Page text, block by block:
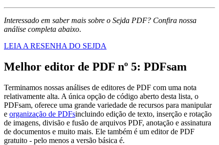
Interessado em saber mais sobre o Sejda PDF? Confira nossa
análise completa abaixo.
LEIA A RESENHA DO SEJDA
Melhor editor de PDF nº 5: PDFsam
Terminamos nossas análises de editores de PDF com uma nota
relativamente alta. A única opção de código aberto desta lista, o
PDFsam, oferece uma grande variedade de recursos para manipular
e organização de PDFsincluindo edição de texto, inserção e rotação
de imagens, divisão e fusão de arquivos PDF, anotação e assinatura
de documentos e muito mais. Ele também é um editor de PDF
gratuito - pelo menos a versão básica é.